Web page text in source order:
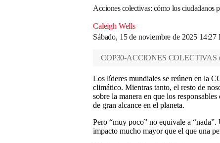
Acciones colectivas: cómo los ciudadanos
Caleigh Wells
Sábado, 15 de noviembre de 2025 14:27
COP30-ACCIONES COLECTIVAS
Los líderes mundiales se reúnen en la
climático. Mientras tanto, el resto de
sobre la manera en que los
de gran alcance en el planeta.
Pero “muy poco” no equivale a
impacto mucho mayor que el que una